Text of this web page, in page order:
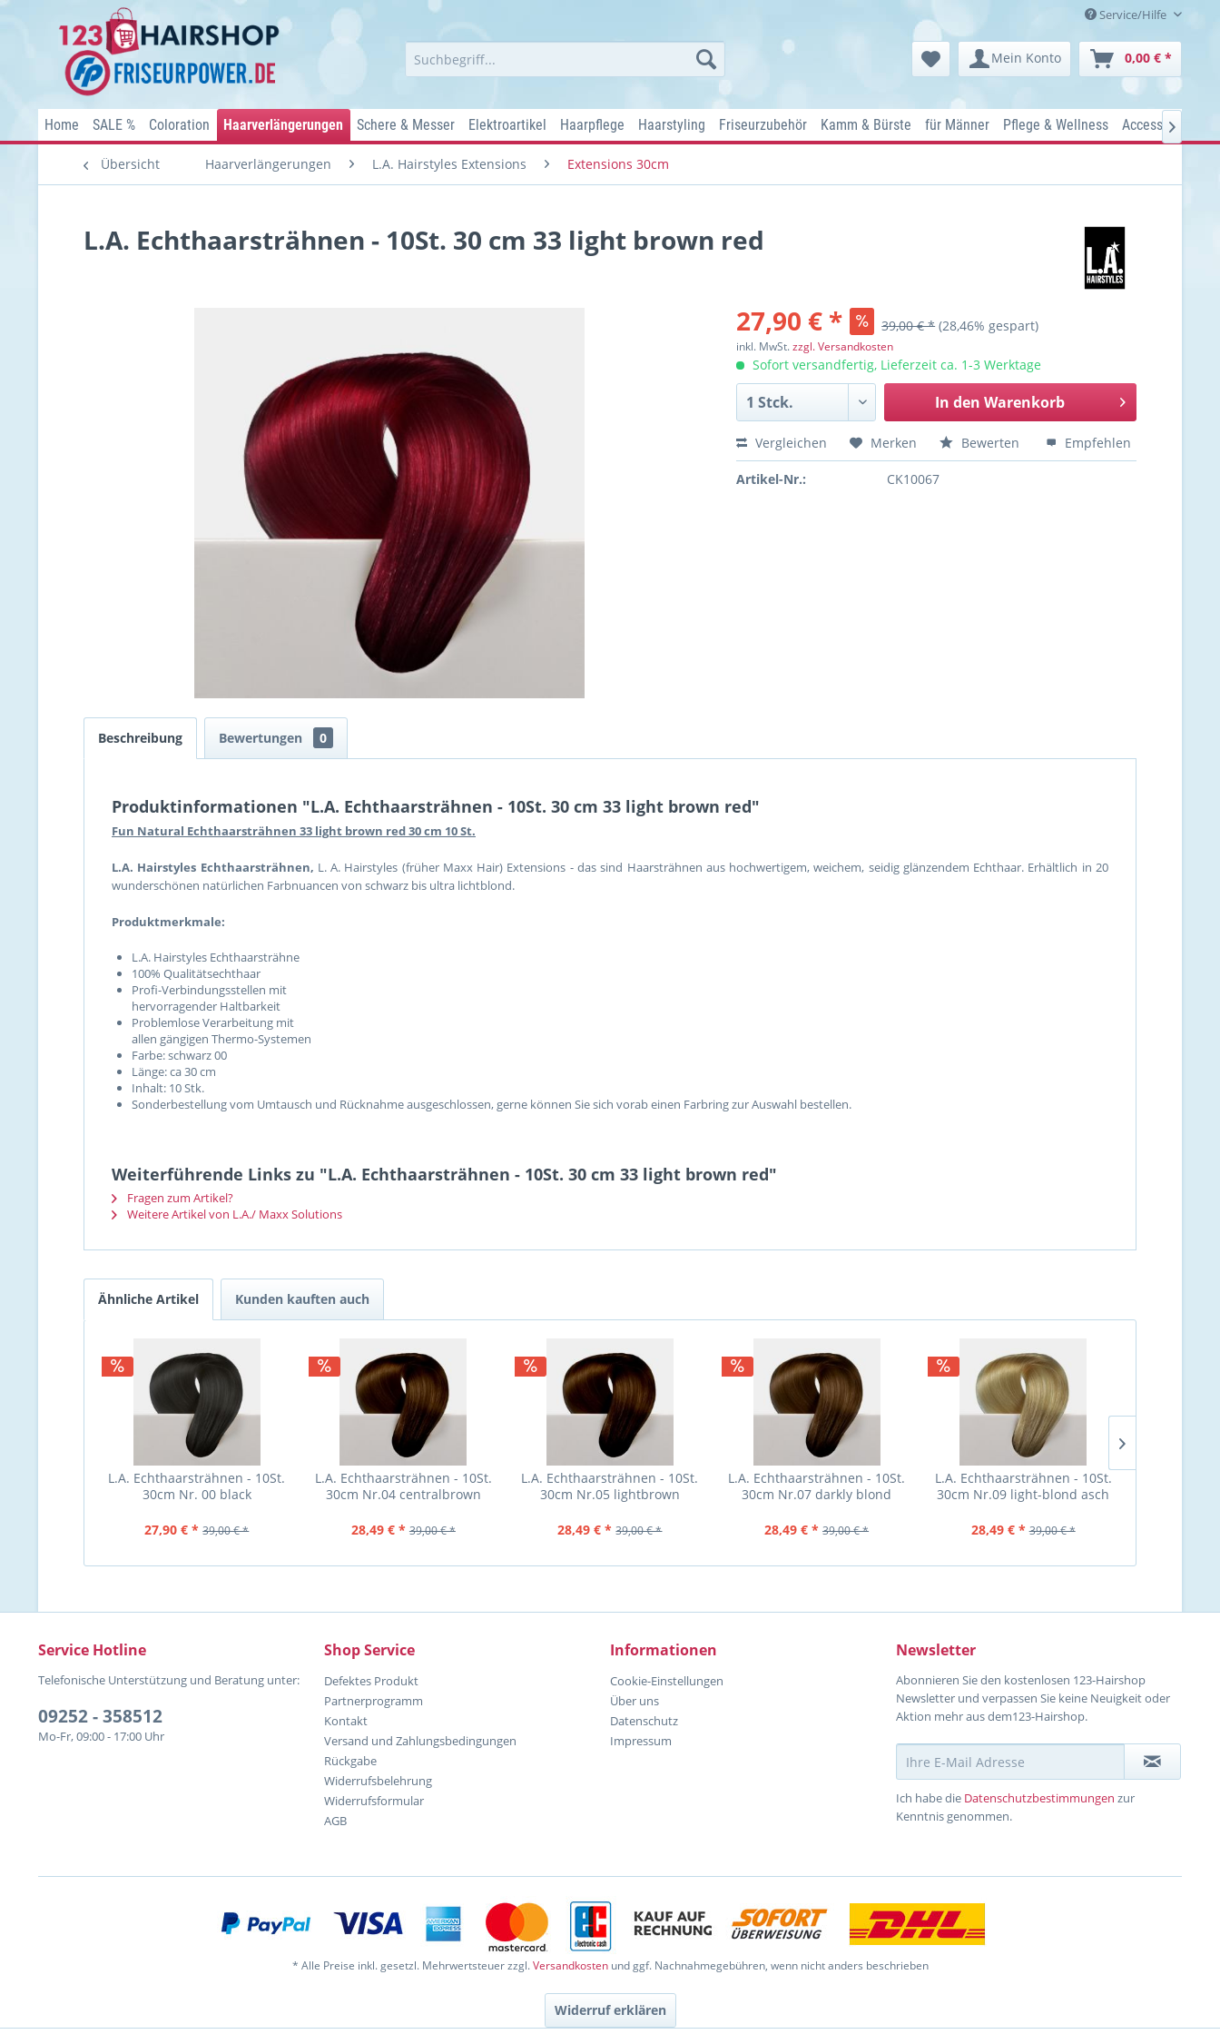
Service/Hilfe
Mein Konto 0,00 € *
Home SALE % Coloration Haarverlängerungen Schere & Messer Elektroartikel Haarpflege Haarstyling Friseurzubehör Kamm & Bürste für Männer Pflege & Wellness Accessoires

Übersicht Haarverlängerungen L.A. Hairstyles Extensions Extensions 30cm
L.A. Echthaarsträhnen - 10St. 30 cm 33 light brown red
27,90 € * 39,00 € * (28,46% gespart)
inkl. MwSt.zzgl. Versandkosten
Sofort versandfertig, Lieferzeit ca. 1-3 Werktage
In den Warenkorb
Vergleichen Merken Bewerten Empfehlen
Artikel-Nr.: CK10067
Beschreibung Bewertungen 0
Produktinformationen "L.A. Echthaarsträhnen - 10St. 30 cm 33 light brown red"
Fun Natural Echthaarsträhnen 33 light brown red 30 cm 10 St.
L.A. Hairstyles Echthaarsträhnen, L. A. Hairstyles (früher Maxx Hair) Extensions - das sind Haarsträhnen aus hochwertigem, weichem, seidig glänzendem Echthaar. Erhältlich in 20
wunderschönen natürlichen Farbnuancen von schwarz bis ultra lichtblond.
Produktmerkmale:
L.A. Hairstyles Echthaarsträhne
100% Qualitätsechthaar
Profi-Verbindungsstellen mit
hervorragender Haltbarkeit
Problemlose Verarbeitung mit
allen gängigen Thermo-Systemen
Farbe: schwarz 00
Länge: ca 30 cm
Inhalt: 10 Stk.
Sonderbestellung vom Umtausch und Rücknahme ausgeschlossen, gerne können Sie sich vorab einen Farbring zur Auswahl bestellen.
Weiterführende Links zu "L.A. Echthaarsträhnen - 10St. 30 cm 33 light brown red"
Fragen zum Artikel?
Weitere Artikel von L.A./ Maxx Solutions
Ähnliche Artikel Kunden kauften auch
L.A. Echthaarsträhnen - 10St.
30cm Nr. 00 black
27,90 € * 39,00 € *
L.A. Echthaarsträhnen - 10St.
30cm Nr.04 centralbrown
28,49 € * 39,00 € *
L.A. Echthaarsträhnen - 10St.
30cm Nr.05 lightbrown
28,49 € * 39,00 € *
L.A. Echthaarsträhnen - 10St.
30cm Nr.07 darkly blond
28,49 € * 39,00 € *
L.A. Echthaarsträhnen - 10St.
30cm Nr.09 light-blond asch
28,49 € * 39,00 € *
Service Hotline
Telefonische Unterstützung und Beratung unter:
09252 - 358512
Mo-Fr, 09:00 - 17:00 Uhr
Shop Service
Defektes Produkt
Partnerprogramm
Kontakt
Versand und Zahlungsbedingungen
Rückgabe
Widerrufsbelehrung
Widerrufsformular
AGB
Informationen
Cookie-Einstellungen
Über uns
Datenschutz
Impressum
Newsletter
Abonnieren Sie den kostenlosen 123-Hairshop
Newsletter und verpassen Sie keine Neuigkeit oder
Aktion mehr aus dem123-Hairshop.
Ich habe die Datenschutzbestimmungen zur
Kenntnis genommen.
* Alle Preise inkl. gesetzl. Mehrwertsteuer zzgl.Versandkostenund ggf. Nachnahmegebühren, wenn nicht anders beschrieben
Widerruf erklären